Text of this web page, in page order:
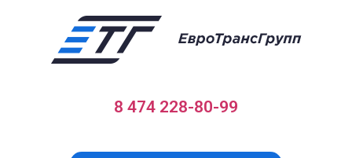
8 474 228-80-99